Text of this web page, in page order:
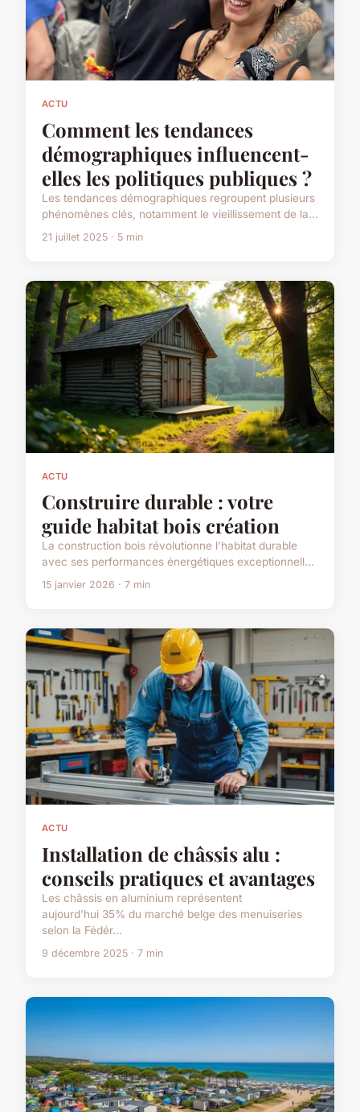
ACTU
Comment les tendances
démographiques influencent-
elles les politiques publiques ?
Les tendances démographiques regroupent plusieurs
phénomènes clés, notamment le vieillissement de la...
21 juillet 2025 · 5 min
ACTU
Construire durable : votre
guide habitat bois création
La construction bois révolutionne l'habitat durable
avec ses performances énergétiques exceptionnell...
15 janvier 2026 · 7 min
ACTU
Installation de châssis alu :
conseils pratiques et avantages
Les châssis en aluminium représentent
aujourd'hui 35% du marché belge des menuiseries
selon la Fédér...
9 décembre 2025 · 7 min